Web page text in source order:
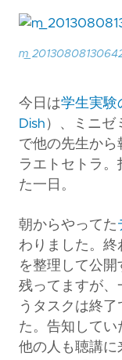
今日は学生実験
Dish ）、ミニゼ
で他の先生から
ラエトセトラ
た一日。
朝からやってた
わりました。終
を整理して公
残ってますが、
うタスクは終
た。告知して
他の人も聴講に